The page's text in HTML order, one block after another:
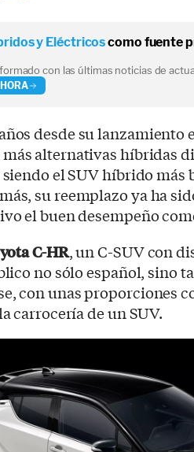
y Eléctricoscomo fuente
con las últimas noticias de
desde su lanzamiento
alternativas híbridas
el SUV híbrido más
su reemplazo ya ha
el buen desempeño
C-HR, un C-SUV con
no sólo español, sino
con unas proporciones
carrocería de un SUV.